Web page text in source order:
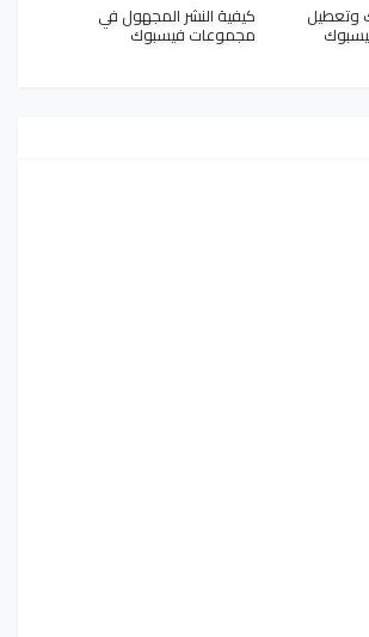
وتعطيل كيفية النشر المجهول في
مجموعات فيسبوك